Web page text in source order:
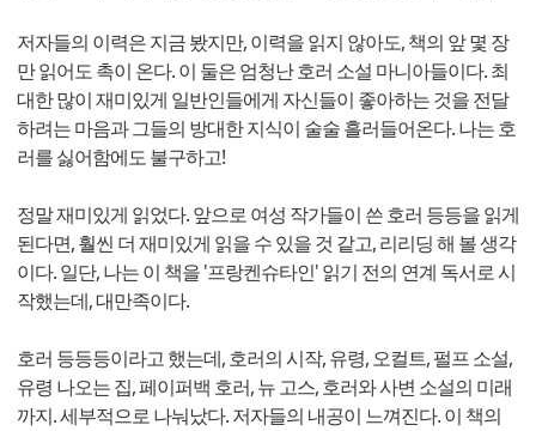
저자들의 이력은 지금 봤지만, 이력을 읽지 않아도, 책의 앞 몇 장
만 읽어도 촉이 온다. 이 둘은 엄청난 호러 소설 마니아들이다. 최
대한 많이 재미있게 일반인들에게 자신들이 좋아하는 것을 전달
하려는 마음과 그들의 방대한 지식이 술술 흘러들어온다. 나는 호
러를 싫어함에도 불구하고!
정말 재미있게 읽었다. 앞으로 여성 작가들이 쓴 호러 등등을 읽게
된다면, 훨씬 더 재미있게 읽을 수 있을 것 같고, 리리딩 해 볼 생각
이다. 일단, 나는 이 책을 '프랑켄슈타인' 읽기 전의 연계 독서로 시
작했는데, 대만족이다.
호러 등등등이라고 했는데, 호러의 시작, 유령, 오컬트, 펄프 소설,
유령 나오는 집, 페이퍼백 호러, 뉴 고스, 호러와 사변 소설의 미래
까지. 세부적으로 나눠났다. 저자들의 내공이 느껴진다. 이 책의